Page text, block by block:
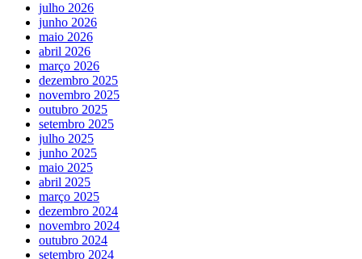
julho 2026
junho 2026
maio 2026
abril 2026
março 2026
dezembro 2025
novembro 2025
outubro 2025
setembro 2025
julho 2025
junho 2025
maio 2025
abril 2025
março 2025
dezembro 2024
novembro 2024
outubro 2024
setembro 2024